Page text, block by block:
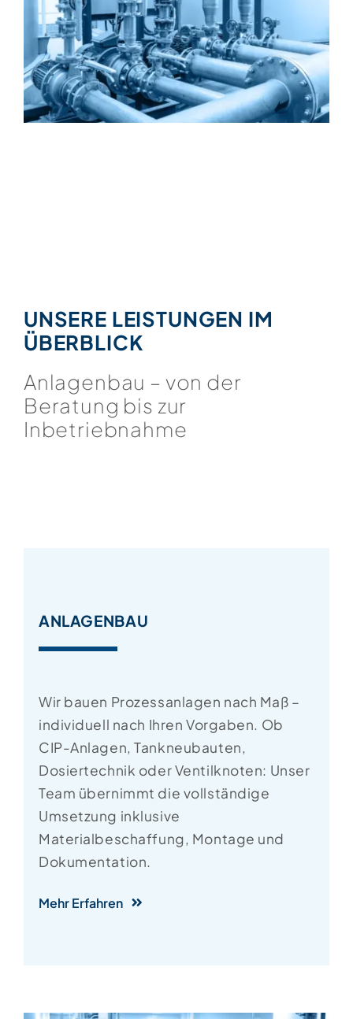
UNSERE LEISTUNGEN IM
ÜBERBLICK
Anlagenbau – von der
Beratung bis zur
Inbetriebnahme
ANLAGENBAU
Wir bauen Prozessanlagen nach Maß –
individuell nach Ihren Vorgaben. Ob
CIP-Anlagen, Tankneubauten,
Dosiertechnik oder Ventilknoten: Unser
Team übernimmt die vollständige
Umsetzung inklusive
Materialbeschaffung, Montage und
Dokumentation.
Mehr Erfahren